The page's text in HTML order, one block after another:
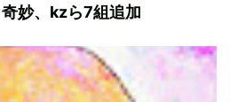
妙、kzら7組追加